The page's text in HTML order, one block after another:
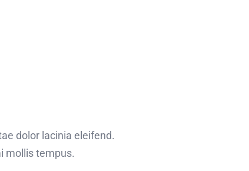
dolor lacinia eleifend.
mollis tempus.